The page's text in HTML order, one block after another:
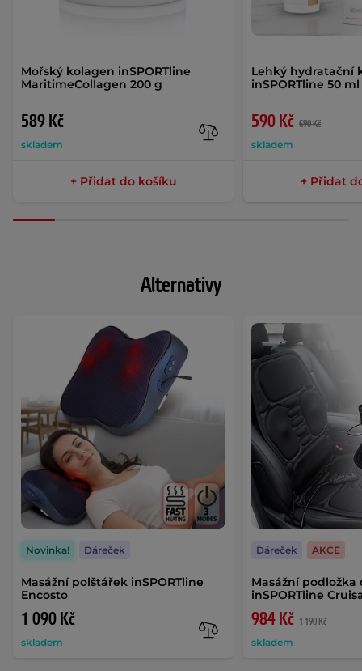
Mořský kolagen inSPORTline
MaritimeCollagen 200 g
589 Kč
skladem
+ Přidat do košíku
Lehký hydratační
inSPORTline 50
590 Kč 690 Kč
skladem
+ Přidat
Alternativy
Masážní polštářek inSPORTline
Encosto
1 090 Kč
skladem
Novinka! Dáreček
Masážní podložka
inSPORTline
984 Kč 1 190 Kč
skladem
Dáreček AKCE